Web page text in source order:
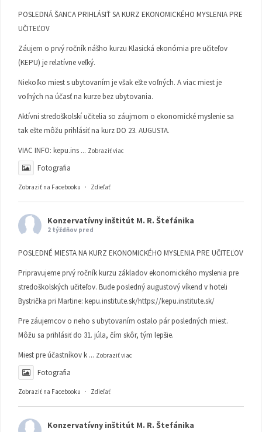
POSLEDNÁ ŠANCA PRIHLÁSIŤ SA KURZ EKONOMICKÉHO MYSLENIA PRE
UČITEĽOV
Záujem o prvý ročník nášho kurzu Klasická ekonómia pre učiteľov
(KEPU) je relatívne veľký.
Niekoľko miest s ubytovaním je však ešte voľných. A viac miest je
voľných na účasť na kurze bez ubytovania.
Aktívni stredoškolskí učitelia so záujmom o ekonomické myslenie sa
tak ešte môžu prihlásiť na kurz DO 23. AUGUSTA.
VIAC INFO: kepu.ins ... Zobraziť viac
Fotografia
Zobraziť na Facebooku · Zdieľať
Konzervatívny inštitút M. R. Štefánika
2 týždňov pred
POSLEDNÉ MIESTA NA KURZ EKONOMICKÉHO MYSLENIA PRE UČITEĽOV
Pripravujeme prvý ročník kurzu základov ekonomického myslenia pre
stredoškolských učiteľov. Bude posledný augustový víkend v hoteli
Bystrička pri Martine: kepu.institute.sk/https://kepu.institute.sk/
Pre záujemcov o neho s ubytovaním ostalo pár posledných miest.
Môžu sa prihlásiť do 31. júla, čím skôr, tým lepšie.
Miest pre účastníkov k ... Zobraziť viac
Fotografia
Zobraziť na Facebooku · Zdieľať
Konzervatívny inštitút M. R. Štefánika